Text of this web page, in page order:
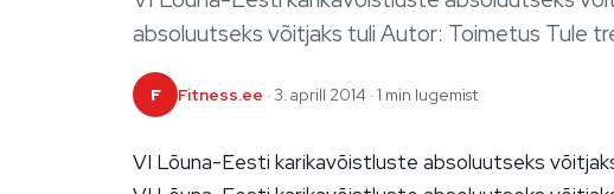
absoluutseks võitjaks tuli Autor: Toimetus Tule
F Fitness.ee · 3. aprill 2014 · 1 min lugemist
VI Lõuna-Eesti karikavõistluste absoluutseks